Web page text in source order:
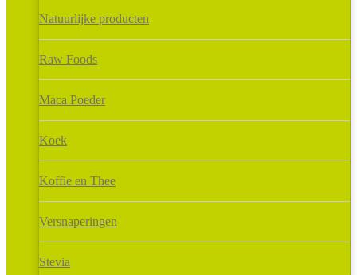
Natuurlijke producten
Raw Foods
Maca Poeder
Koek
Koffie en Thee
Versnaperingen
Stevia